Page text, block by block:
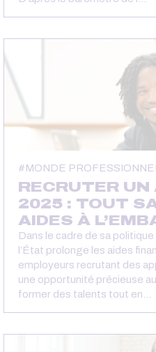
MONDE PROFESSIONNEL
RECRUTER UN
2025 : TOUT
AIDES À
Dans le cadre de sa
l’État prolonge les aides
employeurs recrutant des
une opportunité précieuse
former des talents tout en…